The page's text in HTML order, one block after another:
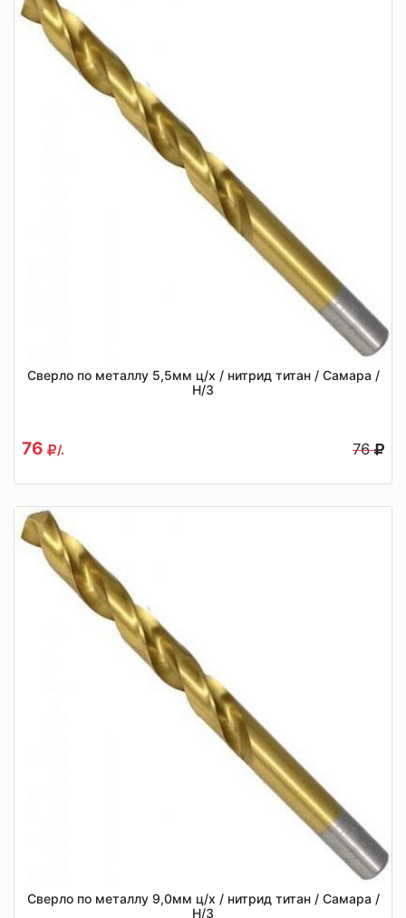
Сверло по металлу 5,5мм ц/х / нитрид титан / Самара /
Н/З
76 /. 76
Сверло по металлу 9,0мм ц/х / нитрид титан / Самара /
Н/З